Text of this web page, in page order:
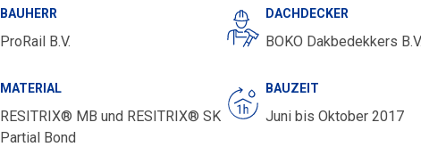
BAUHERR
ProRail B.V.
DACHDECKER
BOKO Dakbedekkers B.V.
MATERIAL
RESITRIX® MB und RESITRIX® SK
Partial Bond
BAUZEIT
Juni bis Oktober 2017